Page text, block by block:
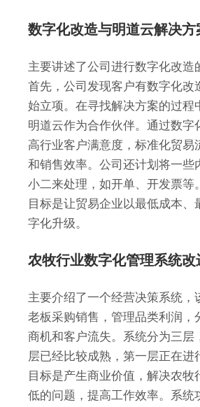
数字化改造与明道云解决方
主要讲述了公司进行数字化改造
首先，公司发现客户有数字化改
始立项。在寻找解决方案的过程
明道云作为合作伙伴。通过数字
高行业客户满意度，标准化贸易
和销售效率。公司还计划将一些
小二来处理，如开单、开发票等
目标是让贸易企业以最低成本、
字化升级。
农牧行业数字化管理系统改
主要介绍了一个经营决策系统，
老板采购销售，管理品类利润，
商机和客户流失。系统分为三层
层已经比较成熟，第一层正在进
目标是产生商业价值，解决农牧
低的问题，提高工作效率。系统